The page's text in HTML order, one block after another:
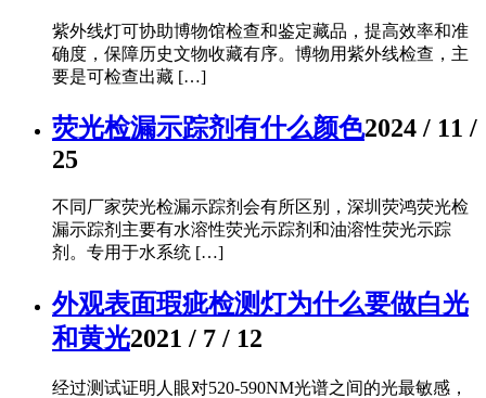
紫外线灯可协助博物馆检查和鉴定藏品，提高效率和准
确度，保障历史文物收藏有序。博物用紫外线检查，主
要是可检查出藏 […]
荧光检漏示踪剂有什么颜色2024 / 11 /
25
不同厂家荧光检漏示踪剂会有所区别，深圳荧鸿荧光检
漏示踪剂主要有水溶性荧光示踪剂和油溶性荧光示踪
剂。专用于水系统 […]
外观表面瑕疵检测灯为什么要做白光
和黄光2021 / 7 / 12
经过测试证明人眼对520-590NM光谱之间的光最敏感，